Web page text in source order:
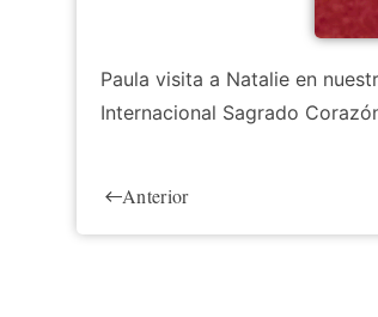
Paula visita a Natalie en
Internacional Sagrado
Anterior